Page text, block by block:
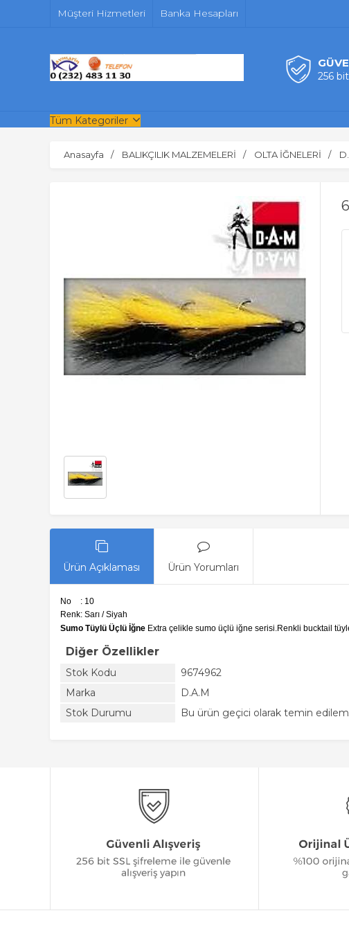
Müşteri Hizmetleri Banka Hesapları
256
Tüm Kategoriler
Anasayfa BALIKÇILIK MALZEMELERİ OLTA İĞNELERİ
Ürün Açıklaması Ürün Yorumları
No
: 10
Renk: Sarı / Siyah
Sumo Tüylü Üçlü İğne Extra çelikle sumo üçlü iğne serisi.Renkli bucktail
Diğer Özellikler
Stok Kodu
9674962
Marka
D.A.M
Stok Durumu
Bu ürün geçici olarak temin